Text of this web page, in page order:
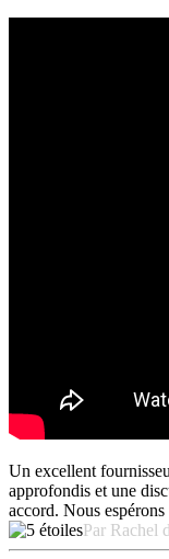
Un excellent
approfondis et une
accord. Nous
Par Rachel